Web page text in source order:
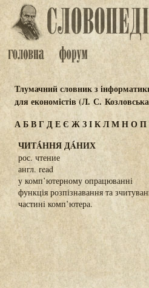
Тлумачний словник з
для економістів (Л. С.
АБВГДЕЄ ЖЗІКЛМНОП
ЧИТÁННЯ ДÁНИХ
рос. чтение
англ. read
у комп’ютерному опрацюванні
функція розпізнавання та
частині комп’ютера.